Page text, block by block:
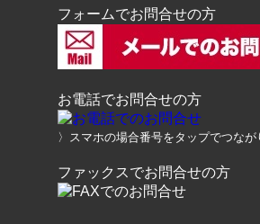
フォームでお問合せの方
お電話でお問合せの方
〉スマホの場合番号をタップでつなが
ファックスでお問合せの方